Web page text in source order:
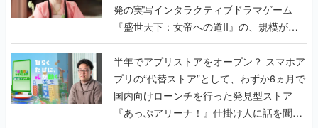
発の実写インタラクティブドラマゲーム
『盛世天下：女帝への道II』の、規模が違
うこだわりをプロデューサーに聞いた
半年でアプリストアをオープン？ スマホア
プリの“代替ストア”として、わずか6ヵ月で
国内向けローンチを行った発見型ストア
『あっぷアリーナ！』仕掛け人に話を聞い